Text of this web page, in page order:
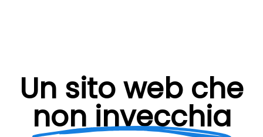
Un sito web che
non invecchia